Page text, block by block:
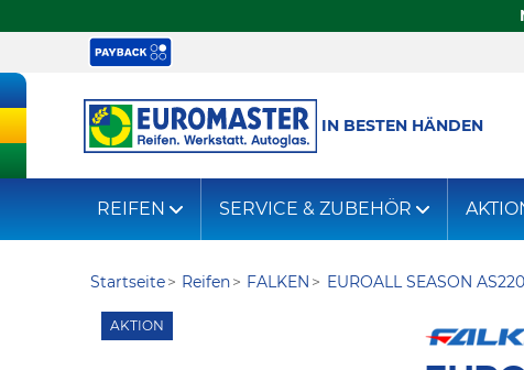
IN BESTEN HÄNDEN
REIFEN SERVICE & ZUBEHÖR
Startseite Reifen FALKEN EUROALL SEASON
AKTION